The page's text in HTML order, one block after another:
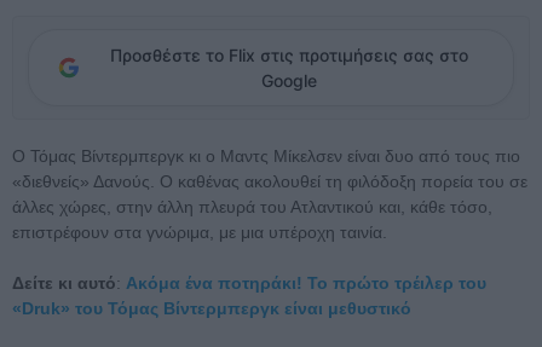
Προσθέστε το Flix στις προτιμήσεις σας στο
Google
Ο Τόμας Βίντερμπεργκ κι ο Μαντς Μίκελσεν είναι δυο από τους πιο
«διεθνείς» Δανούς. Ο καθένας ακολουθεί τη φιλόδοξη πορεία του σε
άλλες χώρες, στην άλλη πλευρά του Ατλαντικού και, κάθε τόσο,
επιστρέφουν στα γνώριμα, με μια υπέροχη ταινία.
Δείτε κι αυτό: Ακόμα ένα ποτηράκι! Το πρώτο τρέιλερ του
«Druk» του Τόμας Βίντερμπεργκ είναι μεθυστικό